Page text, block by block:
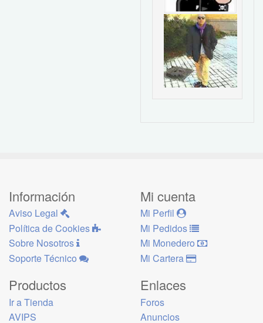
Información
Aviso Legal
Política de Cookies
Sobre Nosotros
Soporte Técnico
Mi cuenta
Mi Perfil
Mi Pedidos
Mi Monedero
Mi Cartera
Productos
Ir a Tienda
AVIPS
Enlaces
Foros
Anuncios